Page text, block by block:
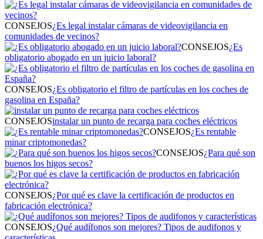
CONSEJOS¿Es legal instalar cámaras de videovigilancia en
comunidades de vecinos?
CONSEJOS¿Es
obligatorio abogado en un juicio laboral?
CONSEJOS¿Es obligatorio el filtro de partículas en los coches de
gasolina en España?
CONSEJOSinstalar un punto de recarga para coches eléctricos
CONSEJOS¿Es rentable
minar criptomonedas?
CONSEJOS¿Para qué son
buenos los higos secos?
CONSEJOS¿Por qué es clave la certificación de productos en
fabricación electrónica?
CONSEJOS¿Qué audífonos son mejores? Tipos de audifonos y